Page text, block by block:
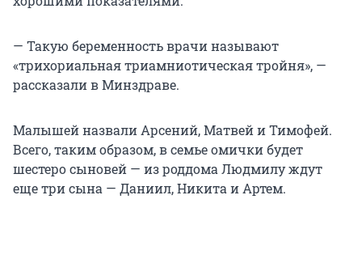
— Такую беременность врачи называют
«трихориальная триамниотическая тройня», —
рассказали в Минздраве.
Малышей назвали Арсений, Матвей и Тимофей.
Всего, таким образом, в семье омички будет
шестеро сыновей — из роддома Людмилу ждут
еще три сына — Даниил, Никита и Артем.